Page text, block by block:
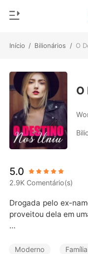
Início / Bilionários / O
Loja
Histórico
Sair
Baixar App
Gênero
Moderno
Lobisomem
Contos
Bilionários
O
5.0
2.9K Comentário(s)
Drogada pelo ex-
proveitou dela em
ntagem dele.
Moderno Família